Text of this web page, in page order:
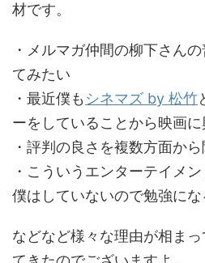
材です。
・メルマガ仲間の柳下さん
てみたい
・最近僕も シネマズ by 松竹
ーをしていることから映画
・評判の良さを複数方面か
・こういうエンターテイメ
僕はしていないので勉強に
などなど様々な理由が相ま